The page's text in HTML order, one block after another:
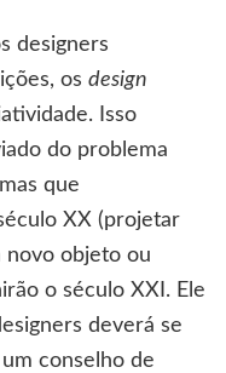
designers
os design
Isso
do problema
que
XX (projetar
novo objeto ou
o século XXI. Ele
deverá se
conselho de